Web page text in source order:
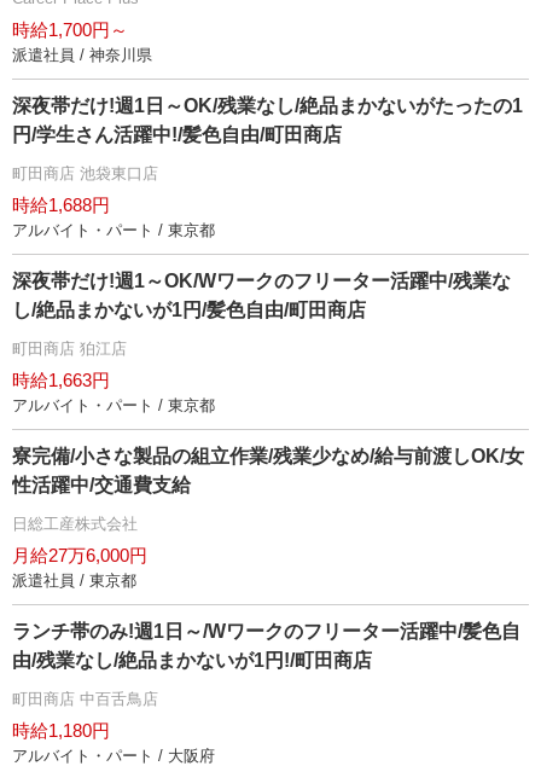
時給1,700円～
派遣社員 / 神奈川県
深夜帯だけ!週1日～OK/残業なし/絶品まかないがたったの1
円/学生さん活躍中!/髪色自由/町田商店
町田商店 池袋東口店
時給1,688円
アルバイト・パート / 東京都
深夜帯だけ!週1～OK/Wワークのフリーター活躍中/残業な
し/絶品まかないが1円/髪色自由/町田商店
町田商店 狛江店
時給1,663円
アルバイト・パート / 東京都
寮完備/小さな製品の組立作業/残業少なめ/給与前渡しOK/女
性活躍中/交通費支給
日総工産株式会社
月給27万6,000円
派遣社員 / 東京都
ランチ帯のみ!週1日～/Wワークのフリーター活躍中/髪色自
由/残業なし/絶品まかないが1円!/町田商店
町田商店 中百舌鳥店
時給1,180円
アルバイト・パート / 大阪府